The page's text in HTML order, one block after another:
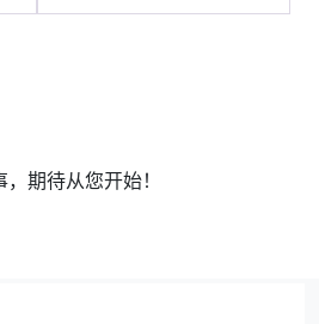
期待从您开始！